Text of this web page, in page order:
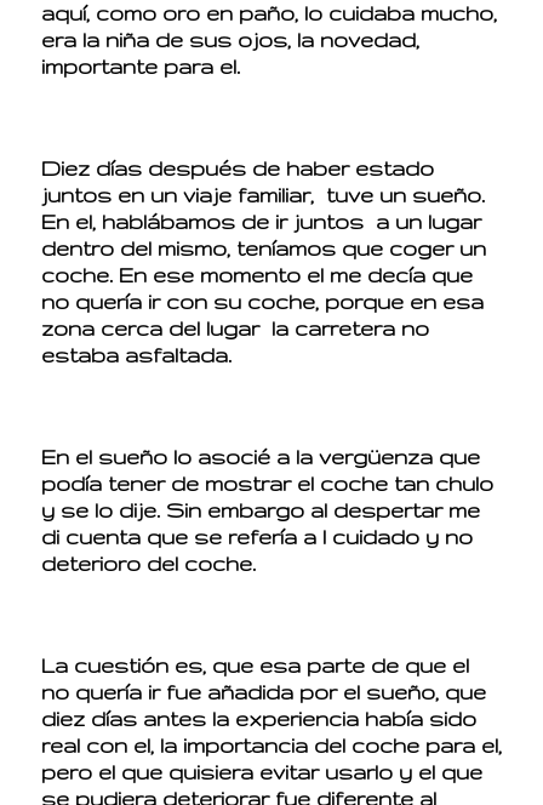
aquí, como oro en paño, lo cuidaba mucho,
era la niña de sus ojos, la novedad,
importante para el.
Diez días después de haber estado
juntos en un viaje familiar, tuve un sueño.
En el, hablábamos de ir juntos a un lugar
dentro del mismo, teníamos que coger un
coche. En ese momento el me decía que
no quería ir con su coche, porque en esa
zona cerca del lugar la carretera no
estaba asfaltada.
En el sueño lo asocié a la vergüenza que
podía tener de mostrar el coche tan chulo
y se lo dije. Sin embargo al despertar me
di cuenta que se refería a l cuidado y no
deterioro del coche.
La cuestión es, que esa parte de que el
no quería ir fue añadida por el sueño, que
diez días antes la experiencia había sido
real con el, la importancia del coche para el,
pero el que quisiera evitar usarlo y el que
se pudiera deteriorar fue diferente al